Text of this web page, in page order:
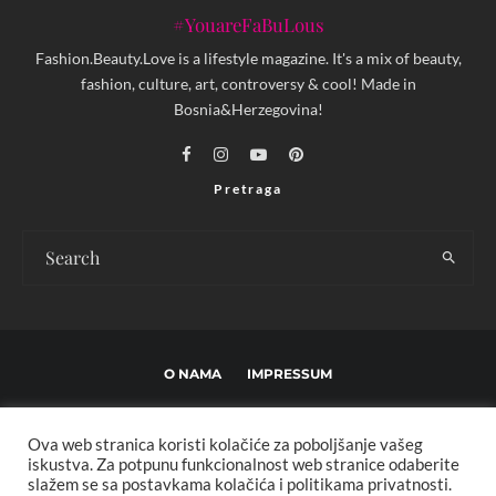
#YouareFaBuLous
Fashion.Beauty.Love is a lifestyle magazine. It's a mix of beauty,
fashion, culture, art, controversy & cool! Made in
Bosnia&Herzegovina!
Pretraga
O NAMA IMPRESSUM
POLITIKA PRIVATNOSTI MARKETING KONTAKT
Ova web stranica koristi kolačiće za poboljšanje vašeg
iskustva. Za potpunu funkcionalnost web stranice odaberite
slažem se sa postavkama kolačića i politikama privatnosti.